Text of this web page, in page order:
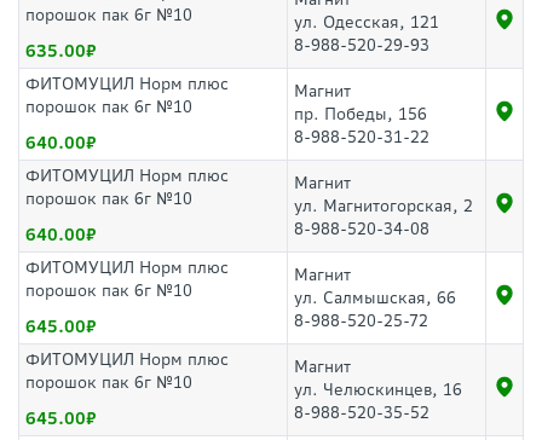
порошок пак 6г №10
635.00
ул. Одесская, 121
8-988-520-29-93
ФИТОМУЦИЛ Норм плюс
порошок пак 6г №10
640.00
Магнит
пр. Победы, 156
8-988-520-31-22
ФИТОМУЦИЛ Норм плюс
порошок пак 6г №10
640.00
Магнит
ул. Магнитогорская, 2
8-988-520-34-08
ФИТОМУЦИЛ Норм плюс
порошок пак 6г №10
645.00
Магнит
ул. Салмышская, 66
8-988-520-25-72
ФИТОМУЦИЛ Норм плюс
порошок пак 6г №10
645.00
Магнит
ул. Челюскинцев, 16
8-988-520-35-52